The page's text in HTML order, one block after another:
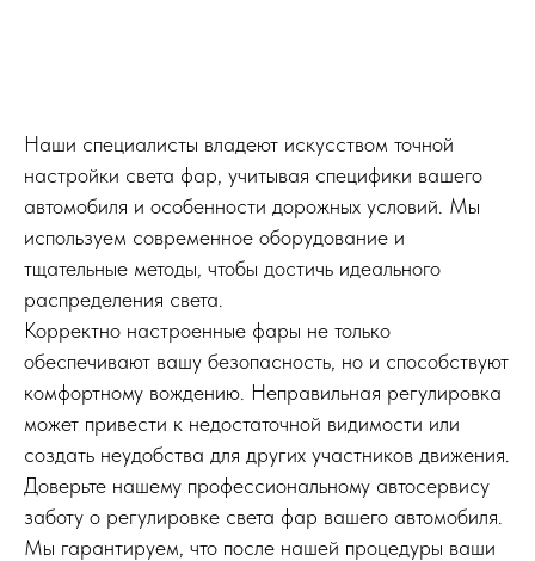
Наши специалисты владеют искусством точной
настройки света фар, учитывая специфики вашего
автомобиля и особенности дорожных условий. Мы
используем современное оборудование и
тщательные методы, чтобы достичь идеального
распределения света.
Корректно настроенные фары не только
обеспечивают вашу безопасность, но и способствуют
комфортному вождению. Неправильная регулировка
может привести к недостаточной видимости или
создать неудобства для других участников движения.
Доверьте нашему профессиональному автосервису
заботу о регулировке света фар вашего автомобиля.
Мы гарантируем, что после нашей процедуры ваши